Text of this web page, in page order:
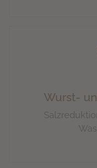
Wurst-